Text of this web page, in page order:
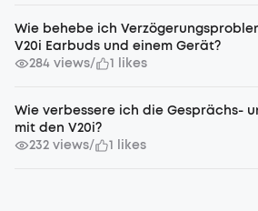
Wie behebe ich
V20i Earbuds und einem Gerät?
284 views/ 1 likes
Wie verbessere ich die Gesprächs-
mit den V20i?
232 views/ 1 likes